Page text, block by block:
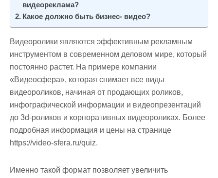
видеореклама?
Какое должно быть бизнес- видео?
Видеоролики являются эффективным рекламным
инструментом в современном деловом мире, который
постоянно растет. На примере компании
«Видеосфера», которая снимает все виды
видеороликов, начиная от продающих роликов,
инфографической информации и видеопрезентаций
до 3d-роликов и корпоративных видеороликах. Более
подробная информация и цены на странице
https://video-sfera.ru/quiz.
Именно такой формат позволяет увеличить